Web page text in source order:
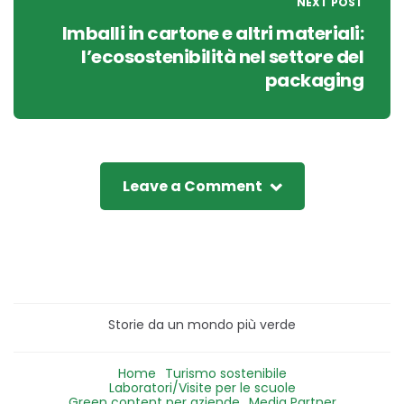
Imballi in cartone e altri materiali:
l’ecosostenibilità nel settore del
packaging
Leave a Comment
Storie da un mondo più verde
Home Turismo sostenibile
Laboratori/Visite per le scuole